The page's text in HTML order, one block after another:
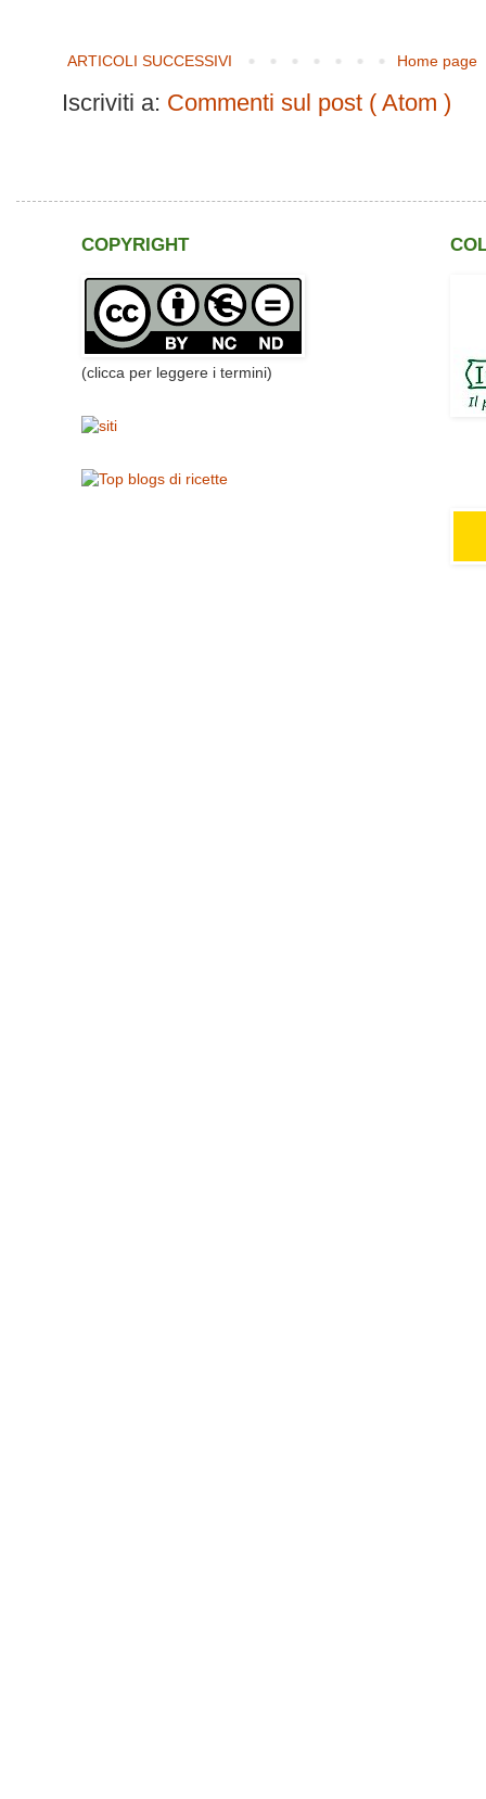
ARTICOLI SUCCESSIVI Home page
Iscriviti a: Commenti sul post ( Atom )
COPYRIGHT
(clicca per leggere i termini)